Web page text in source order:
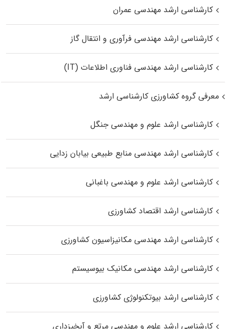
کارشناسی ارشد مهندسی عمران
کارشناسی ارشد مهندسی فرآوری و انتقال گاز
کارشناسی ارشد مهندسی فناوری اطلاعات (IT)
معرفی گروه کشاورزی کارشناسی ارشد
کارشناسی ارشد علوم و مهندسی جنگل
کارشناسی ارشد مهندسی منابع طبیعی بیابان زدایی
کارشناسی ارشد علوم و مهندسی باغبانی
کارشناسی ارشد اقتصاد کشاورزی
کارشناسی ارشد مهندسی مکانیزاسیون کشاورزی
کارشناسی ارشد مهندسی مکانیک بیوسیستم
کارشناسی ارشد بیوتکنولوژی کشاورزی
کارشناسی ارشد علوم و مهندسی مرتع و آبخیزداری